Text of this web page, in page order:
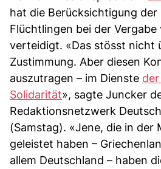
hat die Berücksichtigung
Flüchtlingen bei der Vergabe
verteidigt. «Das stösst nicht
Zustimmung. Aber diesen
auszutragen – im Dienste
Solidarität», sagte Juncker
Redaktionsnetzwerk
(Samstag). «Jene, die in der
geleistet haben –
allem Deutschland – haben